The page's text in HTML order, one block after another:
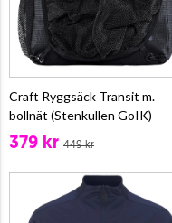
Craft Ryggsäck Transit m.
bollnät (Stenkullen GoIK)
379 kr 449 kr